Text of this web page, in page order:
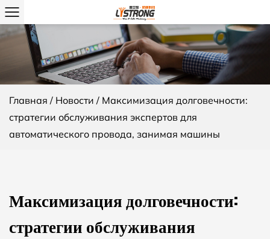
Главная / Новости / Максимизация долговечности:
стратегии обслуживания экспертов для
автоматического провода, занимая машины
Максимизация долговечности:
стратегии обслуживания